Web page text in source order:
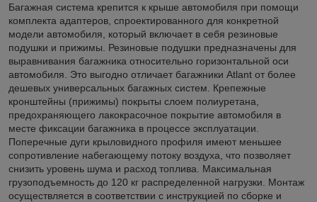
Багажная система крепится к крыше автомобиля при помощи
комплекта адаптеров, спроектированного для конкретной
модели автомобиля, который включает в себя резиновые
подушки и прижимы. Резиновые подушки предназначены для
выравнивания багажника относительно горизонтальной оси
автомобиля. Это выгодно отличает багажники Atlant от более
дешевых универсальных багажных систем. Крепежные
кронштейны (прижимы) покрыты слоем полиуретана,
предохраняющего лакокрасочное покрытие автомобиля в
месте фиксации багажника в процессе эксплуатации.
Поперечные дуги крыловидного профиля имеют меньшее
сопротивление набегающему потоку воздуха, что позволяет
снизить уровень шума и расход топлива. Максимальная
грузоподъемность до 120 кг распределенной нагрузки. Монтаж
осуществляется в соответствии с инструкцией по сборке и